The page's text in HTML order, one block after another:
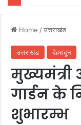
Home /उत्तराखंड
उत्तराखंड देहरादून
मुख्यमंत्री
गार्डन के
शुभारम्भ